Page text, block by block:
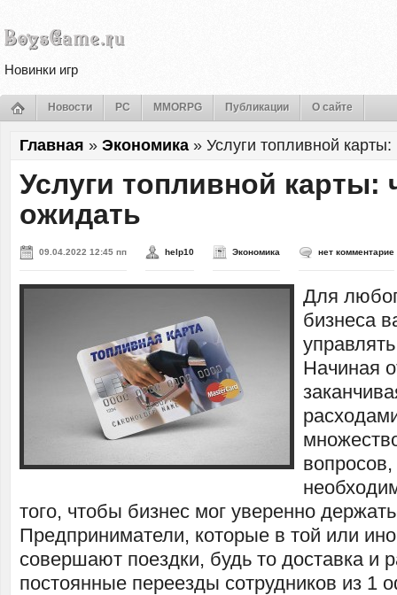
Новинки игр
Новости PC MMORPG Публикации О сайте
Главная » Экономика » Услуги топливной карты:
Услуги топливной карты:
ожидать
09.04.2022 12:45 пп help10 Экономика нет комментарие
Для
бизнеса
Начиная
того, чтобы бизнес мог уверенно
Предприниматели, которые в той или
совершают поездки, будь то доставка и
постоянные переезды сотрудников из 1